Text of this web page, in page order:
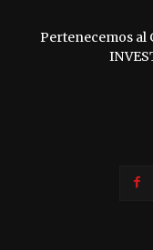
Pertenecemos al